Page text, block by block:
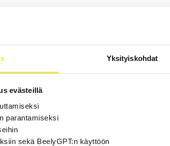
Yksityiskohdat
evästeillä
parantamiseksi
sekä BeelyGPT:n käyttöön